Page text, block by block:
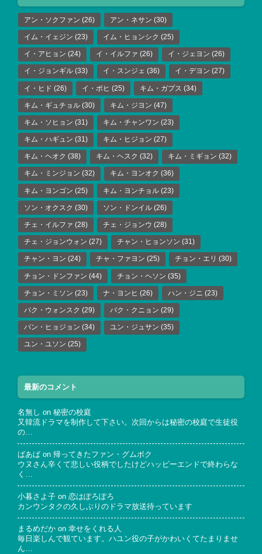
アン・ソクファン (26) アン・ネサン (30)
イム・イェジン (23) イム・ヒョンシク (25)
イ・アヒョン (24) イ・イルファ (26) イ・ジェヨン (26)
イ・ジョンギル (33) イ・スンジェ (36) イ・デヨン (27)
イ・ヒド (26) イ・ボヒ (25) キム・ガプス (34)
キム・ギュチョル (30) キム・ジヨン (47)
キム・ソヒョン (31) キム・チャンワン (23)
キム・ハギュン (31) キム・ヒジョン (27)
キム・ヘオク (38) キム・ヘスク (32) キム・ミギョン (32)
キム・ミンジョン (32) キム・ヨンオク (36)
キム・ヨンゴン (25) キム・ヨンチョル (23)
ソン・オクスク (30) ソン・ドンイル (26)
チェ・イルファ (28) チェ・ジョンウ (28)
チェ・ジョンウォン (27) チャン・ヒョンソン (31)
チャン・ヨン (24) チャ・ファヨン (25) チョン・エリ (30)
チョン・ドンファン (44) チョン・ヘソン (35)
チョン・ミソン (23) ナ・ヨンヒ (26) ハン・ジニ (23)
パク・ウォンスク (29) パク・クニョン (29)
パン・ヒョジョン (34) ユン・ジュサン (35)
ユン・ユソン (25)
最新のコメント
名無し on 秘密の校庭
又韓流ドラマを制作して下さい。次回からは秘密の校庭で生徒役
の…
ばあば on 帰ってきたファン・グムボク
ウヌさん辛くて悲しい役柄でしたけどハッピーエンドで終わらな
く…
小暮さよ子 on 恋はぽろぽろ
カンウンタクの久しぶりのドラマ放送待っています
まるめだか on 幸せをくれる人
毎日楽しんで観ています。ハユン役の子がかわいくてたまりませ
ん…